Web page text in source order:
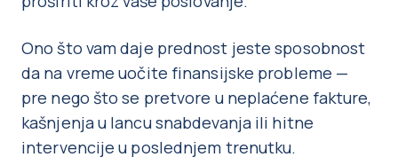
Ono što vam daje prednost jeste sposobnost
da na vreme uočite finansijske probleme —
pre nego što se pretvore u neplaćene fakture,
kašnjenja u lancu snabdevanja ili hitne
intervencije u poslednjem trenutku.